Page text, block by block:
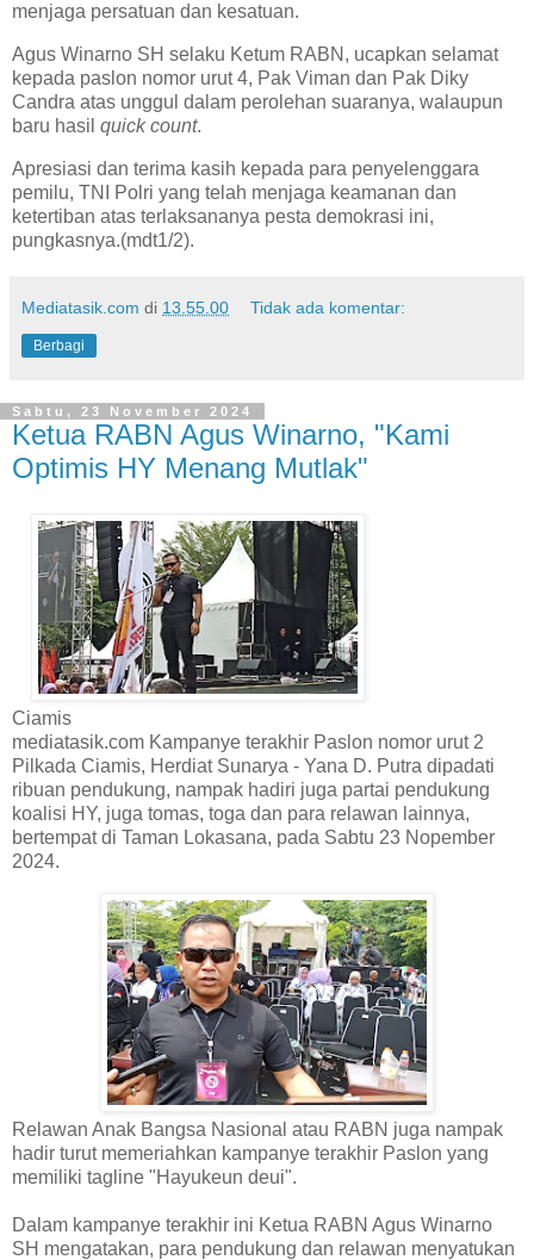
menjaga persatuan dan kesatuan.
Agus Winarno SH selaku Ketum RABN, ucapkan selamat
kepada paslon nomor urut 4, Pak Viman dan Pak Diky
Candra atas unggul dalam perolehan suaranya, walaupun
baru hasil quick count.
Apresiasi dan terima kasih kepada para penyelenggara
pemilu, TNI Polri yang telah menjaga keamanan dan
ketertiban atas terlaksananya pesta demokrasi ini,
pungkasnya.(mdt1/2).
Mediatasik.com di 13.55.00 Tidak ada komentar:
Berbagi
Sabtu, 23 November 2024
Ketua RABN Agus Winarno, "Kami
Optimis HY Menang Mutlak"
Ciamis
mediatasik.com Kampanye terakhir Paslon nomor urut 2
Pilkada Ciamis, Herdiat Sunarya - Yana D. Putra dipadati
ribuan pendukung, nampak hadiri juga partai pendukung
koalisi HY, juga tomas, toga dan para relawan lainnya,
bertempat di Taman Lokasana, pada Sabtu 23 Nopember
2024.
Relawan Anak Bangsa Nasional atau RABN juga nampak
hadir turut memeriahkan kampanye terakhir Paslon yang
memiliki tagline "Hayukeun deui".
Dalam kampanye terakhir ini Ketua RABN Agus Winarno
SH mengatakan, para pendukung dan relawan menyatukan